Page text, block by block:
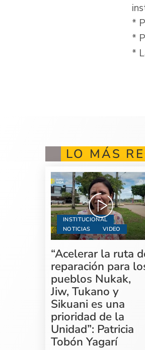
*
*
*
LO MÁS
INSTITUCIONAL
NOTICIAS
VIDEO
“Acelerar la ruta
reparación para
pueblos Nukak,
Jiw, Tukano y
Sikuani es una
prioridad de la
Unidad”: Patricia
Tobón Yagarí